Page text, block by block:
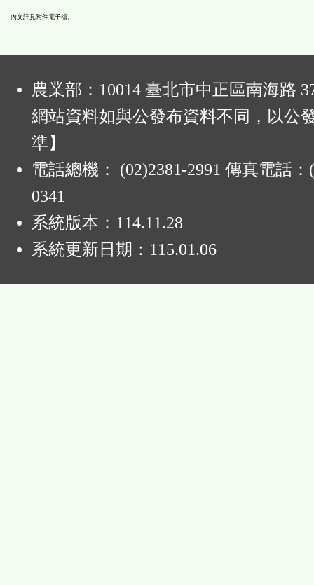
功
能
按
鈕
區
內文詳見附件電子檔。
農業部：10014 臺北市中正區南海路
網站資料如與公發布資料不同，以公
準】
電話總機： (02)2381-2991 傳真電話：
0341
系統版本： 114.11.28
系統更新日期： 115.01.06